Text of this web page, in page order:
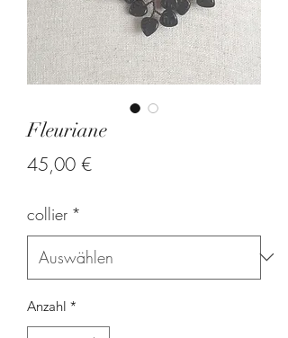
Fleuriane
45,00 €Preis
collier *
Anzahl *